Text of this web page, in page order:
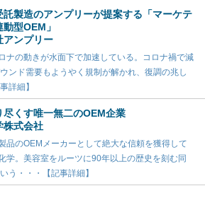
託製造のアンプリーが提案する「マーケテ
型OEM」
アンプリー
ナの動きが水面下で加速している。コロナ禍で減
ンド需要もようやく規制が解かれ、復調の兆し
詳細】
尽くす唯一無二のOEM企業
株式会社
品のOEMメーカーとして絶大な信頼を獲得して
学。美容室をルーツに90年以上の歴史を刻む同
う・・・【記事詳細】